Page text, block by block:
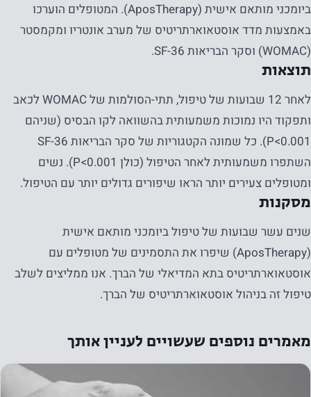
ביומכני מותאם אישית (AposTherapy). המטופלים הוערכו
באמצעות מדד אוסטאוארתריטיס של מערב אונטריו ומקמסטר
(WOMAC) וסקר הבריאות SF-36.
תוצאות
לאחר 12 שבועות של טיפול, תתי-הסולמות של WOMAC לכאב
ותפקוד היו נמוכות משמעותית בהשוואה לקו הבסיס (שניהם
P<0.001). כל שמונה הקטגוריות של סקר הבריאות SF-36
השתפרו משמעותית לאחר הטיפול (כולן P<0.001). נשים
ומטופלים צעירים יותר הראו שיפורים גדולים יותר עם הטיפול.
מסקנות
שנים עשר שבועות של טיפול ביומכני מותאם אישית
(AposTherapy) שיפרו את התסמינים של מטופלים עם
אוסטאוארתריטיס בתא המדיאלי של הברך. אנו ממליצים לשלב
טיפול זה בניהול אוסטאוארתריטיס של הברך.
מאמרים נוספים שעשויים לעניין אותך